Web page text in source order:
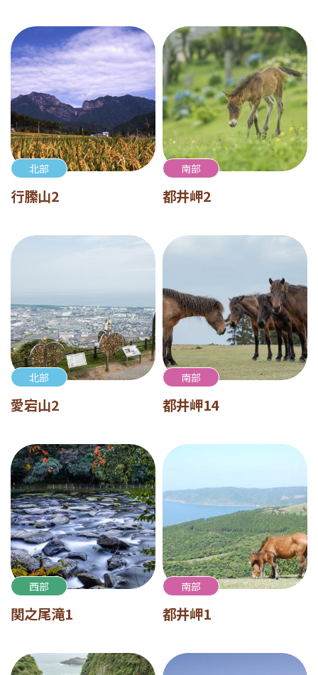
北部
行縢山2
南部
都井岬2
北部
愛宕山2
南部
都井岬14
西部
関之尾滝1
南部
都井岬1